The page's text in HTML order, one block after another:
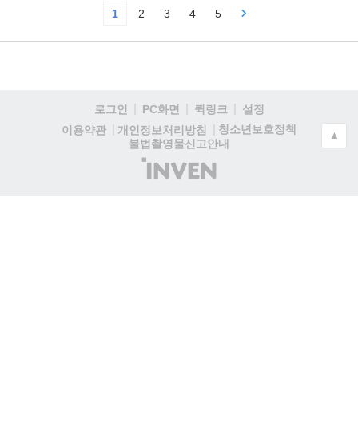
1 2 3 4 5
로그인 PC화면 퀵링크
설정
이용약관
개인정보처리방침
청소년보호정책
불법촬영물신고안내
(주)
인
▲